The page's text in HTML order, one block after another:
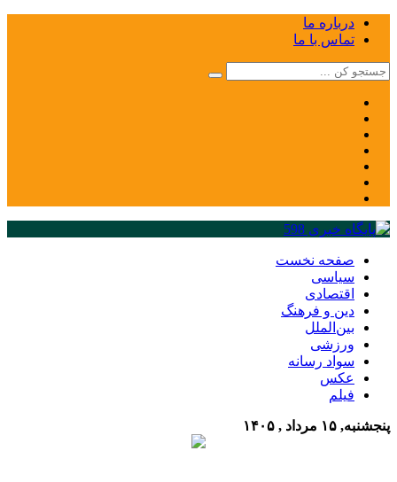
درباره ما
تماس با ما
صفحه نخست
سیاسی
اقتصادی
دین و فرهنگ
بین‌الملل
ورزشی
سواد رسانه
عکس
فیلم
پنجشنبه, ۱۵ مرداد , ۱۴۰۵